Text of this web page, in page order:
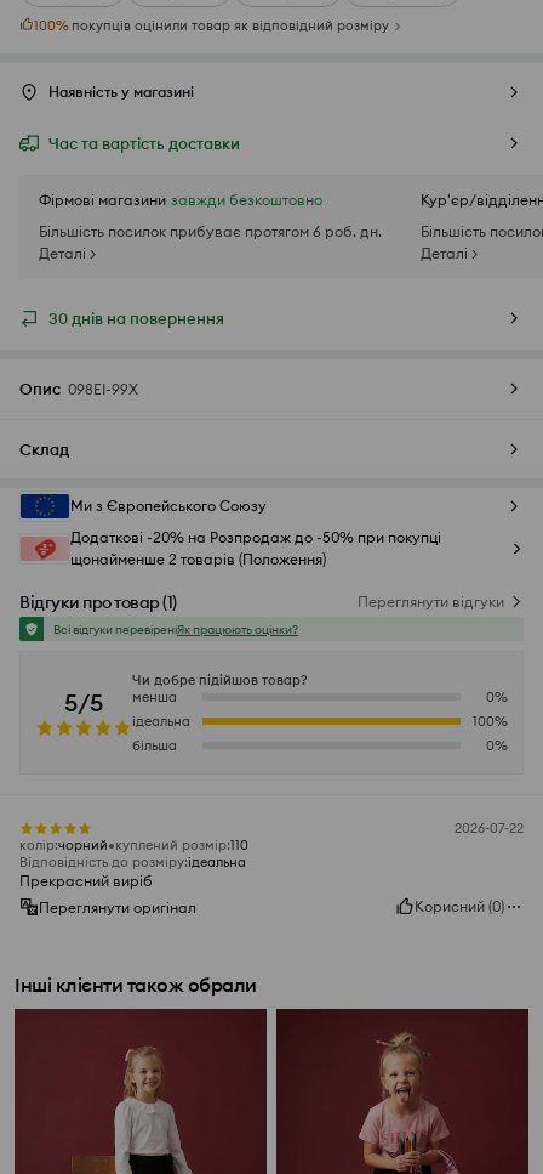
100% покупців оцінили товар як відповідний розміру
Наявність у магазині
Час та вартість доставки
Фірмові магазини завжди безкоштовно
Більшість посилок прибуває протягом 6 роб. дн.
Деталі >
Кур'єр/
Більшість
Деталі >
30 днів на повернення
Опис 098EI-99X
Склад
Ми з Європейського Союзу
Додаткові -20% на Розпродаж до -50% при покупці
щонайменше 2 товарів (Положення)
Відгуки про товар(1) Переглянути відгуки
Всі відгуки перевіреніЯк працюють оцінки?
5/5
Чи добре підійшов товар?
менша
0%
ідеальна
100%
більша
0%
2026-07-22
колір:чорний куплений розмір:110
Відповідність до розміру:ідеальна
Прекрасний виріб
Переглянути оригінал
Корисний (0)
Інші клієнти також обрали